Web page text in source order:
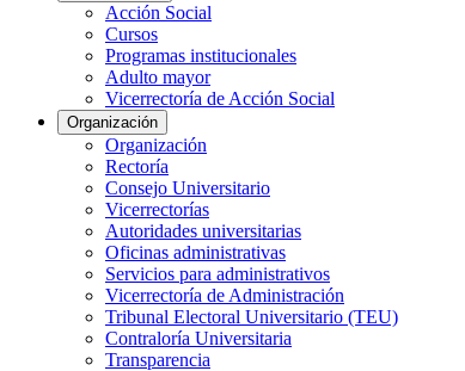
Acción Social
Cursos
Programas institucionales
Adulto mayor
Vicerrectoría de Acción Social
Organización
Organización
Rectoría
Consejo Universitario
Vicerrectorías
Autoridades universitarias
Oficinas administrativas
Servicios para administrativos
Vicerrectoría de Administración
Tribunal Electoral Universitario (TEU)
Contraloría Universitaria
Transparencia